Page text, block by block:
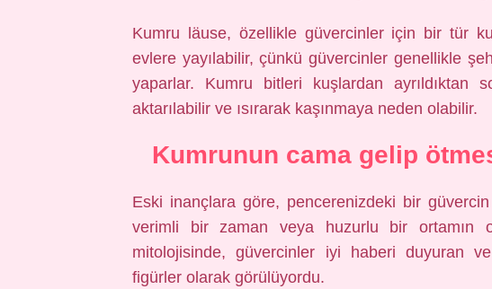
Kumru läuse, özellikle güvercinler için bir tür
evlere yayılabilir, çünkü güvercinler genellikle
yaparlar. Kumru bitleri kuşlardan ayrıldıktan
aktarılabilir ve ısırarak kaşınmaya neden olabilir.
Kumrunun cama gelip
Eski inançlara göre, pencerenizdeki bir
verimli bir zaman veya huzurlu bir ortamın
mitolojisinde, güvercinler iyi haberi duyuran
figürler olarak görülüyordu.